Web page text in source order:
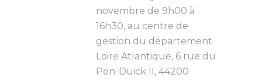
novembre de 9h00 à
16h30, au centre de
gestion du département
Loire Atlantique, 6 rue du
Pen-Duick II, 44200